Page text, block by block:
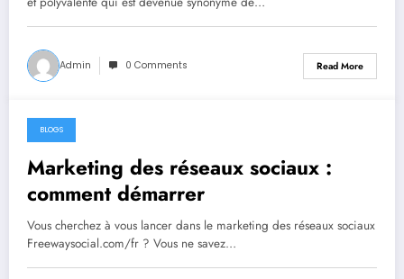
Admin 0 Comments Read More
June 24, 2023
BLOGS
Marketing des réseaux sociaux :
comment démarrer
Vous cherchez à vous lancer dans le marketing des réseaux sociaux
Freewaysocial.com/fr ? Vous ne savez…